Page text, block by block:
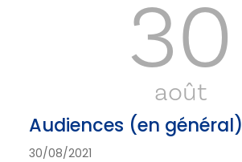
30
août
Audiences (en général)
30/08/2021